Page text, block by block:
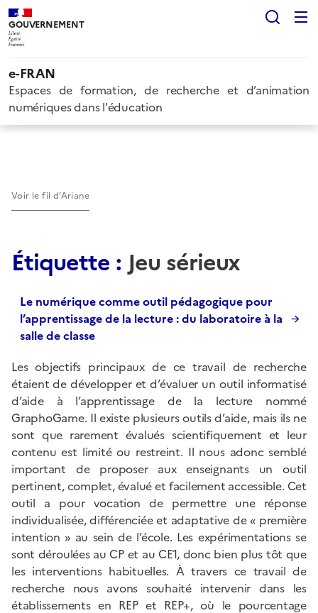
GOUVERNEMENT
Liberté
Égalité
Fraternité
e-FRAN
Espaces de formation, de recherche et d’animation
numériques dans l'éducation
Voir le fil d’Ariane
Étiquette : Jeu sérieux
Le numérique comme outil pédagogique pour
l’apprentissage de la lecture : du laboratoire à la
salle de classe
Les objectifs principaux de ce travail de recherche
étaient de développer et d’évaluer un outil informatisé
d’aide à l’apprentissage de la lecture nommé
GraphoGame. Il existe plusieurs outils d’aide, mais ils ne
sont que rarement évalués scientifiquement et leur
contenu est limité ou restreint. Il nous adonc semblé
important de proposer aux enseignants un outil
pertinent, complet, évalué et facilement accessible. Cet
outil a pour vocation de permettre une réponse
individualisée, différenciée et adaptative de « première
intention » au sein de l’école. Les expérimentations se
sont déroulées au CP et au CE1, donc bien plus tôt que
les interventions habituelles. À travers ce travail de
recherche nous avons souhaité intervenir dans les
établissements en REP et REP+, où le pourcentage